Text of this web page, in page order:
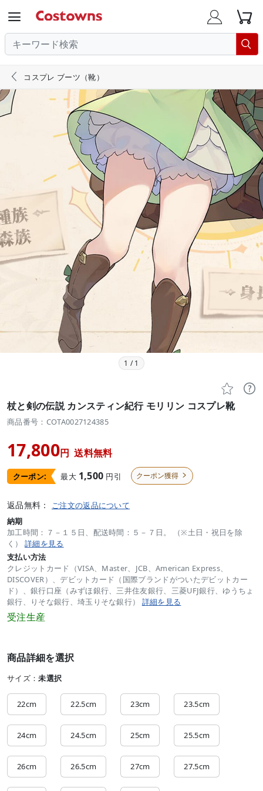
  

 コスプレ ブーツ（靴）
1 /1
 
杖と剣の伝説 カンスティン紀行 モリリン コスプレ靴
商品番号：COTA0027124385
17,800円 送料無料
クーポン: 最大 1,500 円引 クーポン獲得 
返品無料： ご注文の返品について
納期
加工時間：７－１５日、配送時間：５－７日。 （※土日・祝日を除
く） 詳細を見る
支払い方法
クレジットカード（VISA、Master、JCB、American Express、
DISCOVER）、デビットカード（国際ブランドがついたデビットカー
ド）、銀行口座（みずほ銀行、三井住友銀行、三菱UFJ銀行、ゆうちょ
銀行、りそな銀行、埼玉りそな銀行） 詳細を見る
受注生産
商品詳細を選択
サイズ：未選択
22cm 22.5cm 23cm 23.5cm
24cm 24.5cm 25cm 25.5cm
26cm 26.5cm 27cm 27.5cm